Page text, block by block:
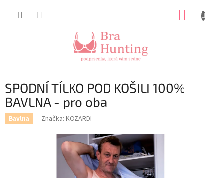
SPODNÍ TÍLKO POD KOŠILI 100%
BAVLNA - pro oba
Bavlna Značka: KOZARDI